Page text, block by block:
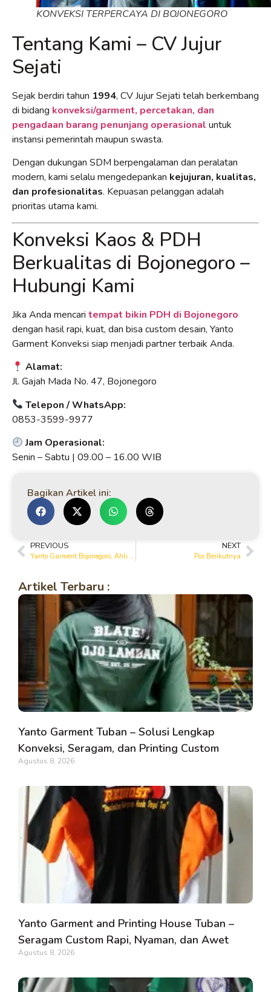
KONVEKSI TERPERCAYA DI BOJONEGORO
Tentang Kami – CV Jujur
Sejati
Sejak berdiri tahun 1994, CV Jujur Sejati telah berkembang
di bidang konveksi/garment, percetakan, dan
pengadaan barang penunjang operasional untuk
instansi pemerintah maupun swasta.
Dengan dukungan SDM berpengalaman dan peralatan
modern, kami selalu mengedepankan kejujuran, kualitas,
dan profesionalitas. Kepuasan pelanggan adalah
prioritas utama kami.
Konveksi Kaos & PDH
Berkualitas di Bojonegoro –
Hubungi Kami
Jika Anda mencari tempat bikin PDH di Bojonegoro
dengan hasil rapi, kuat, dan bisa custom desain, Yanto
Garment Konveksi siap menjadi partner terbaik Anda.
Alamat:
Jl. Gajah Mada No. 47, Bojonegoro
Telepon / WhatsApp:
0853-3599-9977
Jam Operasional:
Senin – Sabtu | 09.00 – 16.00 WIB
Bagikan Artikel ini:
PREVIOUS
Yanto Garment Bojonegoro, Ahli Pembuatan Seragam Kerja Custom Berkualitas
NEXT
Pos Berikutnya
Artikel Terbaru :
Yanto Garment Tuban – Solusi Lengkap
Konveksi, Seragam, dan Printing Custom
Agustus 8, 2026
Yanto Garment and Printing House Tuban –
Seragam Custom Rapi, Nyaman, dan Awet
Agustus 8, 2026